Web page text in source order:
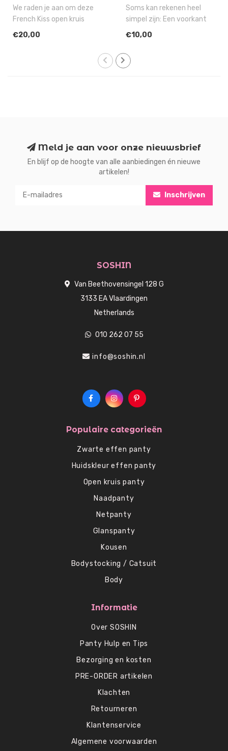
We raden je aan om deze
French Kiss open kruis
panty NIET te kopen!
€20,00
Soms kan rekenen heel
simpel zijn: Een voorkant
van opwindend glad nylon
€10,00
Meld je aan voor onze nieuwsbrief
En blijf op de hoogte van alle aanbiedingen én nieuwe
artikelen!
Inschrijven
SOSHIN
Van Beethovensingel 128 G
3133 EA Vlaardingen
Netherlands
010 262 07 55
info@soshin.nl
Populaire categorieën
Zwarte effen panty
Huidskleur effen panty
Open kruis panty
Naadpanty
Netpanty
Glanspanty
Kousen
Bodystocking / Catsuit
Body
Informatie
Over SOSHIN
Panty Hulp en Tips
Bezorging en kosten
PRE-ORDER artikelen
Klachten
Retourneren
Klantenservice
Algemene voorwaarden